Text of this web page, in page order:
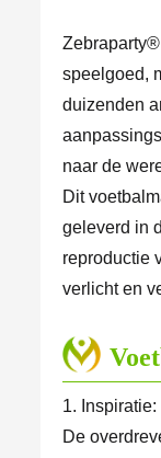
speelgoed,
duizenden
naar
Dit
geleverd in
reproductie
verlicht en
1.
De